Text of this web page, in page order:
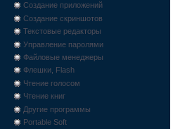
Создание приложений
Создание скриншотов
Текстовые редакторы
Управление паролями
Файловые менеджеры
Флешки, Flash
Чтение голосом
Чтение книг
Другие программы
Portable Soft